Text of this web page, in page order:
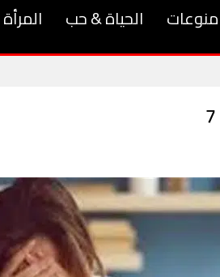
منوعات الحياة & حب المرأة